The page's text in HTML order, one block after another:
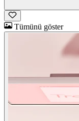
Tümünü göster